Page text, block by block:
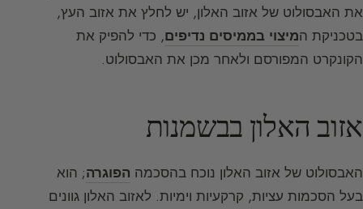
את האבסולוט של אזוב האלון, יש לחלץ את אזוב העץ,
בטכניקת המיצוי בממיסים נדיפים, כדי להפיק את
הקונקרט המפורסם ולאחר מכן את האבסולוט.
אזוב האלון בבשמנות
האבסולוט של אזוב האלון נוכח בהסכמה הפוגרה; הוא
בעל הסכמות עציות, קרקעיות וימיות. לאזוב האלון גוונים